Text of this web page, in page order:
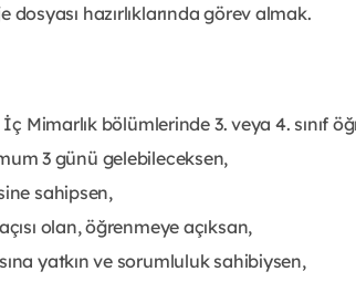
dosyası hazırlıklarında görev almak.
Mimarlık bölümlerinde 3. veya 4. sınıf
3 günü gelebileceksen,
sahipsen,
olan, öğrenmeye açıksan,
yatkın ve sorumluluk sahibiysen,